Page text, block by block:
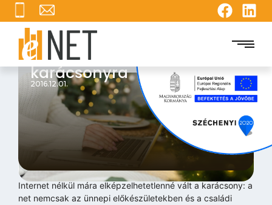
Amit az internettől kapunk
karácsonyra
2016.12.01.
Internet nélkül mára elképzelhetetlenné vált a karácsony: a
net nemcsak az ünnepi előkészületekben és a családi